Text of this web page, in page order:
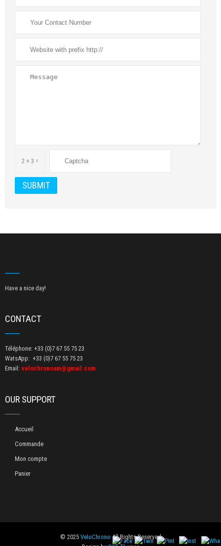
2 + 3 =
Have a nice day!
CONTACT
Téléphone: +33 (0)7 67 55 75 23
WatsApp: +33 (0)7 67 55 75 23
Email: velochronoam@gmail.com
OUR SUPPORT
Accueil
Commande
Mon compte
Panier
© 2025 VeloChrono All Rights Reserved